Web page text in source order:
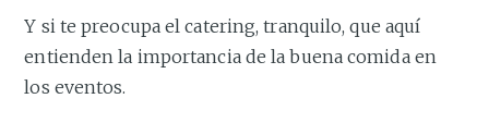
Y si te preocupa el catering, tranquilo, que aquí
entienden la importancia de la buena comida en
los eventos.